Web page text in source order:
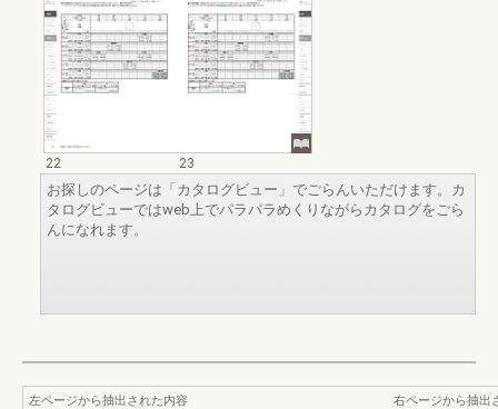
22
23
お探しのページは「カタログビュー」でごらんいただけます。カ
タログビューではweb上でパラパラめくりながらカタログをごら
んになれます。
左ページから抽出された内容
右ページから抽出